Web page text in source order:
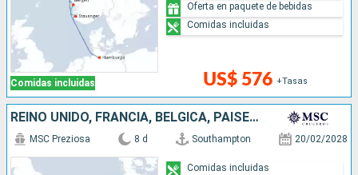
Comidas incluidas US$ 576 +Tasas
Oferta en paquete de bebidas
Comidas incluidas
REINO UNIDO, FRANCIA, BÉLGICA, PAISES BAJOS, ALEMANIA
MSC Preziosa 8 d Southampton 20/02/2028
Comidas incluidas